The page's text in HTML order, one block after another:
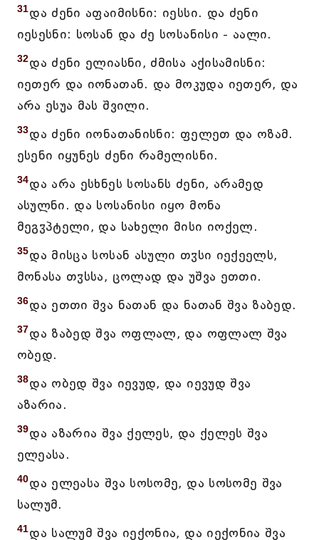
31და ძენი აფაიმისნი: იესსი. და ძენი
იესესნი: სოსან და ძე სოსანისი - აალი.
32და ძენი ელიასნი, ძმისა აქისამისნი:
იეთერ და იონათან. და მოკუდა იეთერ, და
არა ესუა მას შვილი.
33და ძენი იონათანისნი: ფელეთ და ოზამ.
ესენი იყუნეს ძენი რამელისნი.
34და არა ესხნეს სოსანს ძენი, არამედ
ასულნი. და სოსანისი იყო მონა
მეგჳპტელი, და სახელი მისი იოქელ.
35და მისცა სოსან ასული თჳსი იექეელს,
მონასა თჳსსა, ცოლად და უშვა ეთთი.
36და ეთთი შვა ნათან და ნათან შვა ზაბედ.
37და ზაბედ შვა ოფლალ, და ოფლალ შვა
ობედ.
38და ობედ შვა იევუდ, და იევუდ შვა
აზარია.
39და აზარია შვა ქელეს, და ქელეს შვა
ელეასა.
40და ელეასა შვა სოსომე, და სოსომე შვა
სალუმ.
41და სალუმ შვა იექონია, და იექონია შვა